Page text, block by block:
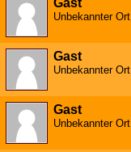
Gast
Unbekannter Ort
Gast
Unbekannter Ort
Gast
Unbekannter Ort